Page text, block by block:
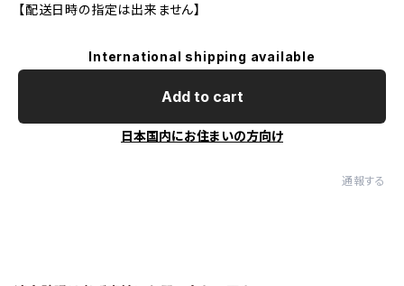
【配送日時の指定は出来ません】
International shipping available
Add to cart
日本国内にお住まいの方向け
通報する